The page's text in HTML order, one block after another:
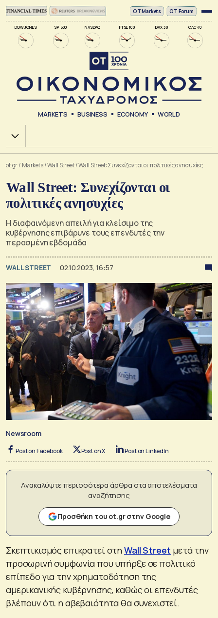
DOW JONES SP 500 NASDAQ FTSE 100 DAX 30 CAC 40
ΟΤ Markets OT Forum
MARKETS BUSINESS ECONOMY WORLD
Χ.Α.
ot.gr/ Markets/Wall Street/Wall Street: Συνεχίζονται οι πολιτικές ανησυχίες
Wall Street: Συνεχίζονται οι
πολιτικές ανησυχίες
Η διαφαινόμενη απειλή για κλείσιμο της
κυβέρνησης επιβάρυνε τους επενδυτές την
περασμένη εβδομάδα
WALL STREET 02.10.2023, 16:57
Newsroom
Post on Facebook Post on X Post on LinkedIn
Ανακαλύψτε περισσότερα άρθρα στα αποτελέσματα
αναζήτησης
Προσθήκη του ot.gr στην Google
Σκεπτικισμός επικρατεί στηWall Street μετά την
προσωρινή συμφωνία που υπήρξε σε πολιτικό
επίπεδο για την χρηματοδότηση της
αμερικανικής κυβέρνησης, καθώς οι επενδυτές
βλέπουν ότι η αβεβαιότητα θα συνεχιστεί.